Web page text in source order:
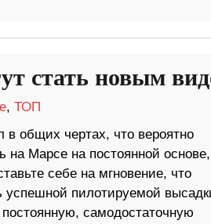
стать новым
, ТОП
общих чертах, что вероятно
на Марсе на постоянной основе,
себе на мгновение, что
успешной пилотируемой
самодостаточную